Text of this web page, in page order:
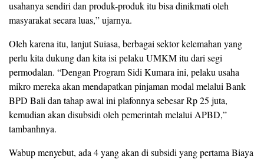
usahanya sendiri dan produk-produk itu bisa dinikmati oleh
masyarakat secara luas,” ujarnya.
Oleh karena itu, lanjut Suiasa, berbagai sektor kelemahan yang
perlu kita dukung dan kita isi pelaku UMKM itu dari segi
permodalan. “Dengan Program Sidi Kumara ini, pelaku usaha
mikro mereka akan mendapatkan pinjaman modal melalui Bank
BPD Bali dan tahap awal ini plafonnya sebesar Rp 25 juta,
kemudian akan disubsidi oleh pemerintah melalui APBD,”
tambanhnya.
Wabup menyebut, ada 4 yang akan di subsidi yang pertama Biaya